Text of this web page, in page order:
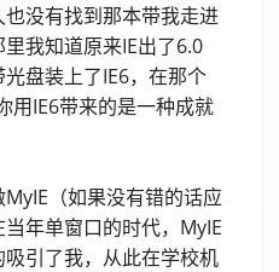
没有找到那本带我走进
我知道原来IE出了6.0
盘装上了IE6，在那个
用IE6带来的是一种成就
（如果没有错的话应
年单窗口的时代，MyIE
引了我，从此在学校机